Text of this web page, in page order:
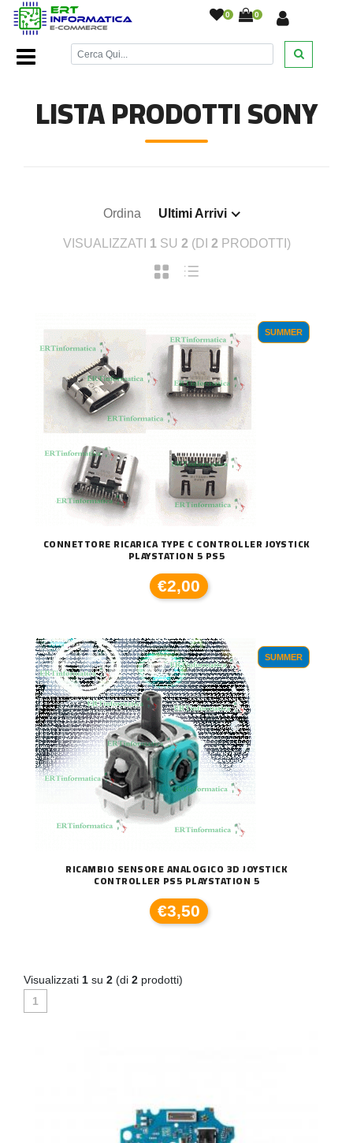
0 0
Home Page/Ricambi smartphone e tablet/Sony
LISTA PRODOTTI SONY
Ordina Ultimi Arrivi
VISUALIZZATI 1 SU 2 (DI 2 PRODOTTI)
SUMMER
CONNETTORE RICARICA TYPE C CONTROLLER JOYSTICK
PLAYSTATION 5 PS5
€2,00
SUMMER
RICAMBIO SENSORE ANALOGICO 3D JOYSTICK
CONTROLLER PS5 PLAYSTATION 5
€3,50
Visualizzati 1 su 2 (di 2 prodotti)
1